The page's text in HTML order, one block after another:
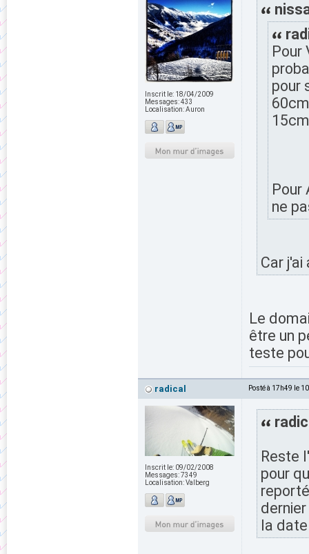
Inscrit le: 18/04/2009
Messages:433
Localisation:Auron
Pour
pour
Pour
ne
Car
Le
être un
teste
radical Posté à 17h49 le
Inscrit le: 09/02/2008
Messages:7349
Localisation:Valberg
Reste
pour
la